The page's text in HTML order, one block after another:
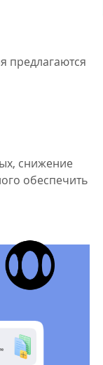
предлагаются
снижение
обеспечить